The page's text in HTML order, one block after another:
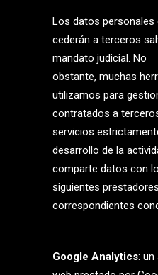
Los datos
cederán a terceros
mandato judicial. No
obstante, muchas
utilizamos para
contratados a
servicios
desarrollo de la
comparte datos con
siguientes
correspondientes
Google Analytics: un